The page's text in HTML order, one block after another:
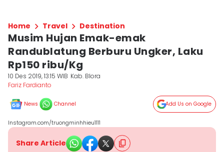
Home Travel Destination
Musim Hujan Emak-emak
Randublatung Berburu Ungker, Laku
Rp150 ribu/Kg
10 Des 2019, 13:15 WIB Kab. Blora
Fariz Fardianto
News Channel Add Us on Google
Instagram.com/truongminhhieu1111
Share Article